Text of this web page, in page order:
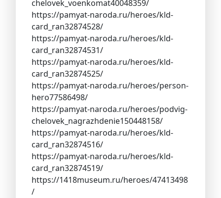
chelovek_voenkomat40048359/
https://pamyat-naroda.ru/heroes/kld-
card_ran32874528/
https://pamyat-naroda.ru/heroes/kld-
card_ran32874531/
https://pamyat-naroda.ru/heroes/kld-
card_ran32874525/
https://pamyat-naroda.ru/heroes/person-
hero77586498/
https://pamyat-naroda.ru/heroes/podvig-
chelovek_nagrazhdenie150448158/
https://pamyat-naroda.ru/heroes/kld-
card_ran32874516/
https://pamyat-naroda.ru/heroes/kld-
card_ran32874519/
https://1418museum.ru/heroes/47413498
/